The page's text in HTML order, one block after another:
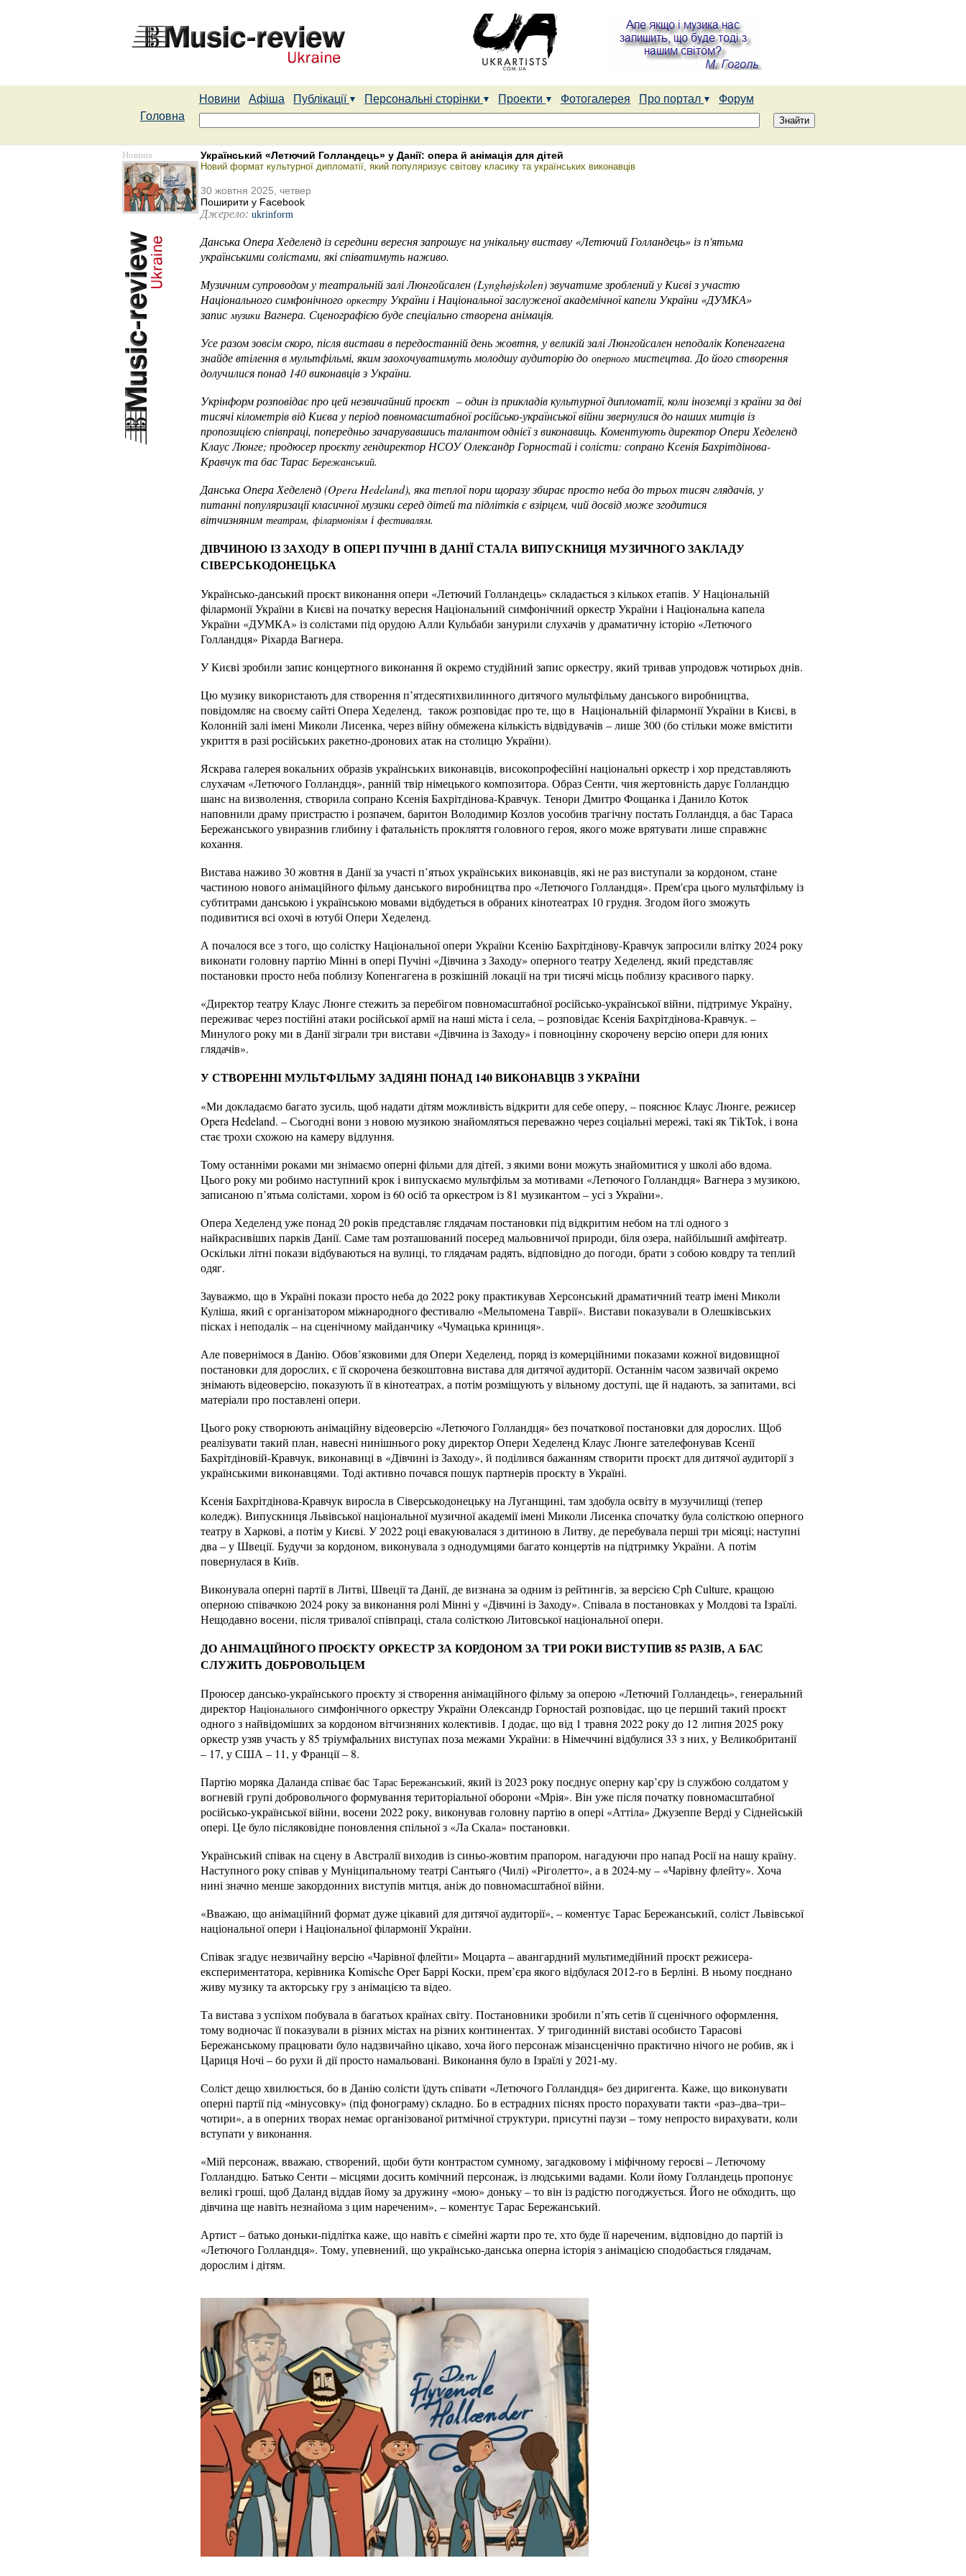
Новини Афіша Публікації Персональні сторінки Проекти Фотогалерея Про портал
Форум
Головна
Новина Український «Летючий Голландець» у Данії: опера й анімація для дітей
Новий формат культурної дипломатії, який популяризує світову класику та українських виконавців
30 жовтня 2025, четвер
Поширити у Facebook
Джерело: ukrinform
Данська Опера Хеделенд із середини вересня запрошує на унікальну виставу «Летючий Голландець» із п'ятьма
українськими солістами, які співатимуть наживо.
Музичним супроводом у театральній залі Люнгойсален (Lynghøjskolen) звучатиме зроблений у Києві з участю
Національного симфонічного оркеструУкраїни і Національної заслуженої академічної капели України «ДУМКА»
запис музики Вагнера. Сценографією буде спеціально створена анімація.
Усе разом зовсім скоро, після вистави в передостанній день жовтня, у великій залі Люнгойсален неподалік Копенгагена
знайде втілення в мультфільмі, яким заохочуватимуть молодшу аудиторію до оперного мистецтва. До його створення
долучилися понад 140 виконавців з України.
Укрінформ розповідає про цей незвичайний проєкт – один із прикладів культурної дипломатії, коли іноземці з країни за дві
тисячі кілометрів від Києва у період повномасштабної російсько-української війни звернулися до наших митців із
пропозицією співпраці, попередньо зачарувавшись талантом однієї з виконавиць. Коментують директор Опери Хеделенд
Клаус Люнге; продюсер проєкту гендиректор НСОУ Олександр Горностай і солісти: сопрано Ксенія Бахрітдінова-
Кравчук та бас Тарас Бережанський.
Данська Опера Хеделенд (Opera Hedeland), яка теплої пори щоразу збирає просто неба до трьох тисяч глядачів, у
питанні популяризації класичної музики серед дітей та підлітків є взірцем, чий досвід може згодитися
вітчизняним театрам, філармоніям і фестивалям.
ДІВЧИНОЮ ІЗ ЗАХОДУ В ОПЕРІ ПУЧІНІ В ДАНІЇ СТАЛА ВИПУСКНИЦЯ МУЗИЧНОГО ЗАКЛАДУ
СІВЕРСЬКОДОНЕЦЬКА
Українсько-данський проєкт виконання опери «Летючий Голландець» складається з кількох етапів. У Національній
філармонії України в Києві на початку вересня Національний симфонічний оркестр України і Національна капела
України «ДУМКА» із солістами під орудою Алли Кульбаби занурили слухачів у драматичну історію «Летючого
Голландця» Ріхарда Вагнера.
У Києві зробили запис концертного виконання й окремо студійний запис оркестру, який тривав упродовж чотирьох днів.
Цю музику використають для створення п’ятдесятихвилинного дитячого мультфільму данського виробництва,
повідомляє на своєму сайті Опера Хеделенд, також розповідає про те, що в Національній філармонії України в Києві, в
Колонній залі імені Миколи Лисенка, через війну обмежена кількість відвідувачів – лише 300 (бо стільки може вмістити
укриття в разі російських ракетно-дронових атак на столицю України).
Яскрава галерея вокальних образів українських виконавців, високопрофесійні національні оркестр і хор представляють
слухачам «Летючого Голландця», ранній твір німецького композитора. Образ Сенти, чия жертовність дарує Голландцю
шанс на визволення, створила сопрано Ксенія Бахрітдінова-Кравчук. Тенори Дмитро Фощанка і Данило Коток
наповнили драму пристрастю і розпачем, баритон Володимир Козлов уособив трагічну постать Голландця, а бас Тараса
Бережанського увиразнив глибину і фатальність прокляття головного героя, якого може врятувати лише справжнє
кохання.
Вистава наживо 30 жовтня в Данії за участі п’ятьох українських виконавців, які не раз виступали за кордоном, стане
частиною нового анімаційного фільму данського виробництва про «Летючого Голландця». Прем'єра цього мультфільму із
субтитрами данською і українською мовами відбудеться в обраних кінотеатрах 10 грудня. Згодом його зможуть
подивитися всі охочі в ютубі Опери Хеделенд.
А почалося все з того, що солістку Національної опери України Ксенію Бахрітдінову-Кравчук запросили влітку 2024 року
виконати головну партію Мінні в опері Пучіні «Дівчина з Заходу» оперного театру Хеделенд, який представляє
постановки просто неба поблизу Копенгагена в розкішній локації на три тисячі місць поблизу красивого парку.
«Директор театру Клаус Люнге стежить за перебігом повномасштабної російсько-української війни, підтримує Україну,
переживає через постійні атаки російської армії на наші міста і села, – розповідає Ксенія Бахрітдінова-Кравчук. –
Минулого року ми в Данії зіграли три вистави «Дівчина із Заходу» і повноцінну скорочену версію опери для юних
глядачів».
У СТВОРЕННІ МУЛЬТФІЛЬМУ ЗАДІЯНІ ПОНАД 140 ВИКОНАВЦІВ З УКРАЇНИ
«Ми докладаємо багато зусиль, щоб надати дітям можливість відкрити для себе оперу, – пояснює Клаус Люнге, режисер
Opera Hedeland. – Сьогодні вони з новою музикою знайомляться переважно через соціальні мережі, такі як TikTok, і вона
стає трохи схожою на камеру відлуння.
Тому останніми роками ми знімаємо оперні фільми для дітей, з якими вони можуть знайомитися у школі або вдома.
Цього року ми робимо наступний крок і випускаємо мультфільм за мотивами «Летючого Голландця» Вагнера з музикою,
записаною п’ятьма солістами, хором із 60 осіб та оркестром із 81 музикантом – усі з України».
Опера Хеделенд уже понад 20 років представляє глядачам постановки під відкритим небом на тлі одного з
найкрасивіших парків Данії. Саме там розташований посеред мальовничої природи, біля озера, найбільший амфітеатр.
Оскільки літні покази відбуваються на вулиці, то глядачам радять, відповідно до погоди, брати з собою ковдру та теплий
одяг.
Зауважмо, що в Україні покази просто неба до 2022 року практикував Херсонський драматичний театр імені Миколи
Куліша, який є організатором міжнародного фестивалю «Мельпомена Таврії». Вистави показували в Олешківських
пісках і неподалік – на сценічному майданчику «Чумацька криниця».
Але повернімося в Данію. Обов’язковими для Опери Хеделенд, поряд із комерційними показами кожної видовищної
постановки для дорослих, є її скорочена безкоштовна вистава для дитячої аудиторії. Останнім часом зазвичай окремо
знімають відеоверсію, показують її в кінотеатрах, а потім розміщують у вільному доступі, ще й надають, за запитами, всі
матеріали про поставлені опери.
Цього року створюють анімаційну відеоверсію «Летючого Голландця» без початкової постановки для дорослих. Щоб
реалізувати такий план, навесні нинішнього року директор Опери Хеделенд Клаус Люнге зателефонував Ксенії
Бахрітдіновій-Кравчук, виконавиці в «Дівчині із Заходу», й поділився бажанням створити проєкт для дитячої аудиторії з
українськими виконавцями. Тоді активно почався пошук партнерів проєкту в Україні.
Ксенія Бахрітдінова-Кравчук виросла в Сіверськодонецьку на Луганщині, там здобула освіту в музучилищі (тепер
коледж). Випускниця Львівської національної музичної академії імені Миколи Лисенка спочатку була солісткою оперного
театру в Харкові, а потім у Києві. У 2022 році евакуювалася з дитиною в Литву, де перебувала перші три місяці; наступні
два – у Швеції. Будучи за кордоном, виконувала з однодумцями багато концертів на підтримку України. А потім
повернулася в Київ.
Виконувала оперні партії в Литві, Швеції та Данії, де визнана за одним із рейтингів, за версією Cph Culture, кращою
оперною співачкою 2024 року за виконання ролі Мінні у «Дівчині із Заходу». Співала в постановках у Молдові та Ізраїлі.
Нещодавно восени, після тривалої співпраці, стала солісткою Литовської національної опери.
ДО АНІМАЦІЙНОГО ПРОЄКТУ ОРКЕСТР ЗА КОРДОНОМ ЗА ТРИ РОКИ ВИСТУПИВ 85 РАЗІВ, А БАС
СЛУЖИТЬ ДОБРОВОЛЬЦЕМ
Проюсер дансько-українського проєкту зі створення анімаційного фільму за оперою «Летючий Голландець», генеральний
директор Національного симфонічного оркестру України Олександр Горностай розповідає, що це перший такий проєкт
одного з найвідоміших за кордоном вітчизняних колективів. І додає, що від 1 травня 2022 року до 12 липня 2025 року
оркестр узяв участь у 85 тріумфальних виступах поза межами України: в Німеччині відбулися 33 з них, у Великобританії
– 17, у США – 11, у Франції – 8.
Партію моряка Даланда співає бас Тарас Бережанський, який із 2023 року поєднує оперну кар’єру із службою солдатом у
вогневій групі добровольчого формування територіальної оборони «Мрія». Він уже після початку повномасштабної
російсько-української війни, восени 2022 року, виконував головну партію в опері «Аттіла» Джузеппе Верді у Сіднейській
опері. Це було післяковідне поновлення спільної з «Ла Скала» постановки.
Український співак на сцену в Австралії виходив із синьо-жовтим прапором, нагадуючи про напад Росії на нашу країну.
Наступного року співав у Муніципальному театрі Сантьяго (Чилі) «Ріголетто», а в 2024-му – «Чарівну флейту». Хоча
нині значно менше закордонних виступів митця, аніж до повномасштабної війни.
«Вважаю, що анімаційний формат дуже цікавий для дитячої аудиторії», – коментує Тарас Бережанський, соліст Львівської
національної опери і Національної філармонії України.
Співак згадує незвичайну версію «Чарівної флейти» Моцарта – авангардний мультимедійний проєкт режисера-
експериментатора, керівника Komische Oper Баррі Коски, прем’єра якого відбулася 2012-го в Берліні. В ньому поєднано
живу музику та акторську гру з анімацією та відео.
Та вистава з успіхом побувала в багатьох країнах світу. Постановники зробили п’ять сетів її сценічного оформлення,
тому водночас її показували в різних містах на різних континентах. У тригодинній виставі особисто Тарасові
Бережанському працювати було надзвичайно цікаво, хоча його персонаж мізансценічно практично нічого не робив, як і
Цариця Ночі – бо рухи й дії просто намальовані. Виконання було в Ізраїлі у 2021-му.
Соліст дещо хвилюється, бо в Данію солісти їдуть співати «Летючого Голландця» без диригента. Каже, що виконувати
оперні партії під «мінусовку» (під фонограму) складно. Бо в естрадних піснях просто порахувати такти «раз–два–три–
чотири», а в оперних творах немає організованої ритмічної структури, присутні паузи – тому непросто вирахувати, коли
вступати у виконання.
«Мій персонаж, вважаю, створений, щоби бути контрастом сумному, загадковому і міфічному героєві – Летючому
Голландцю. Батько Сенти – місцями досить комічний персонаж, із людськими вадами. Коли йому Голландець пропонує
великі гроші, щоб Даланд віддав йому за дружину «мою» доньку – то він із радістю погоджується. Його не обходить, що
дівчина ще навіть незнайома з цим нареченим», – коментує Тарас Бережанський.
Артист – батько доньки-підлітка каже, що навіть є сімейні жарти про те, хто буде її нареченим, відповідно до партій із
«Летючого Голландця». Тому, упевнений, що українсько-данська оперна історія з анімацією сподобається глядачам,
дорослим і дітям.